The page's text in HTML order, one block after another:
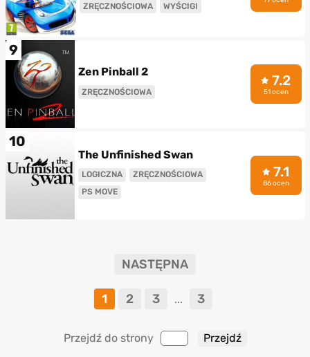
ZRĘCZNOŚCIOWA WYŚCIGI
9
Zen Pinball 2
ZRĘCZNOŚCIOWA
7.2
51 ocen
10
The Unfinished Swan
LOGICZNA
ZRĘCZNOŚCIOWA
PS MOVE
7.1
86 ocen
NASTĘPNA
1 2 3 ... 3
Przejdź do strony